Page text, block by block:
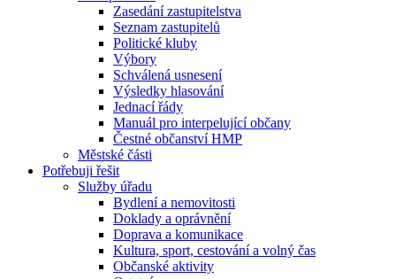
Zasedání zastupitelstva
Seznam zastupitelů
Politické kluby
Výbory
Schválená usnesení
Výsledky hlasování
Jednací řády
Manuál pro interpelující občany
Čestné občanství HMP
Městské části
Potřebuji řešit
Služby úřadu
Bydlení a nemovitosti
Doklady a oprávnění
Doprava a komunikace
Kultura, sport, cestování a volný čas
Občanské aktivity